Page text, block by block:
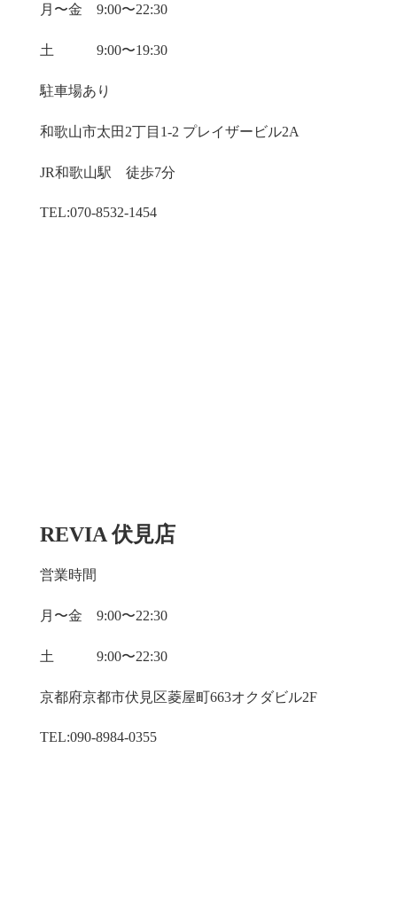
月〜金 9:00〜22:30
土 9:00〜19:30
駐車場あり
和歌山市太田2丁目1-2 プレイザービル2A
JR和歌山駅 徒歩7分
TEL:070-8532-1454
REVIA 伏見店
営業時間
月〜金 9:00〜22:30
土 9:00〜22:30
京都府京都市伏見区菱屋町663オクダビル2F
TEL:090-8984-0355